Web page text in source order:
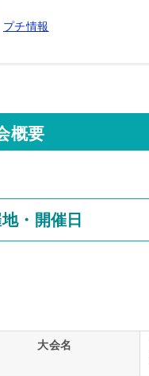
プチ情報
概要
・開催日
大会名